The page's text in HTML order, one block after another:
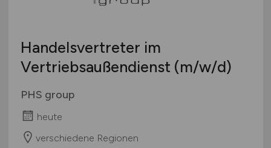
Handelsvertreter im
Vertriebsaußendienst (m/w/d)
PHS group
heute
verschiedene Regionen